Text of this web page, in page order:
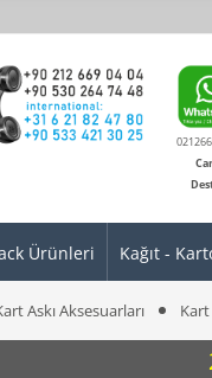
Ürünleri Kağıt -
Askı Aksesuarları Kart